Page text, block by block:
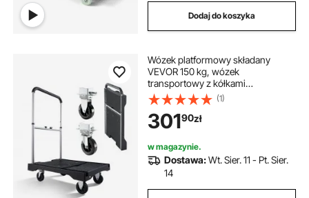
Dodaj do koszyka
Wózek platformowy składany
VEVOR 150 kg, wózek
transportowy z kółkami
obrotowymi, wózek ręczny z
antypoślizgową powierzchnią
ładunkową i regulowanym
uchwytem, ​​składany wózek
transportowy, wózek na kółkach
680 x 495 x 1150 mm do
magazynów
(1)
30190zł
w magazynie.
Dostawa:Wt. Sier. 11 - Pt. Sier.
14